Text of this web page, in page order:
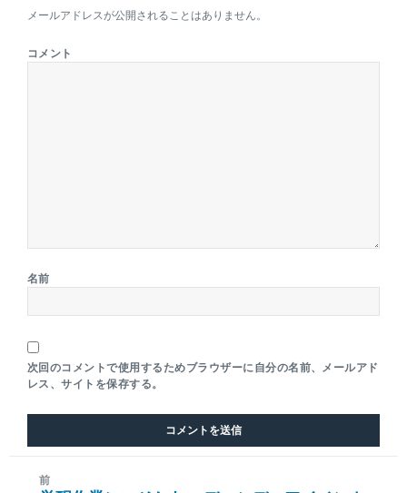
メールアドレスが公開されることはありません。
コメント
名前
次回のコメントで使用するためブラウザーに自分の名前、メールアド
レス、サイトを保存する。
前